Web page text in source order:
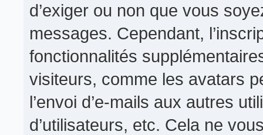
d’exiger ou non que vous
messages. Cependant,
fonctionnalités
visiteurs, comme les avatars
l’envoi d’e-mails aux autres
d’utilisateurs, etc. Cela ne